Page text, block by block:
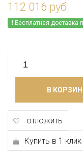
112 016 руб.
Бесплатная доставка
В
отложить
Купить в 1 клик